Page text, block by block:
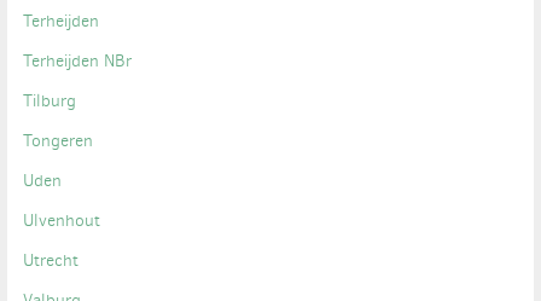
Terheijden
Terheijden NBr
Tilburg
Tongeren
Uden
Ulvenhout
Utrecht